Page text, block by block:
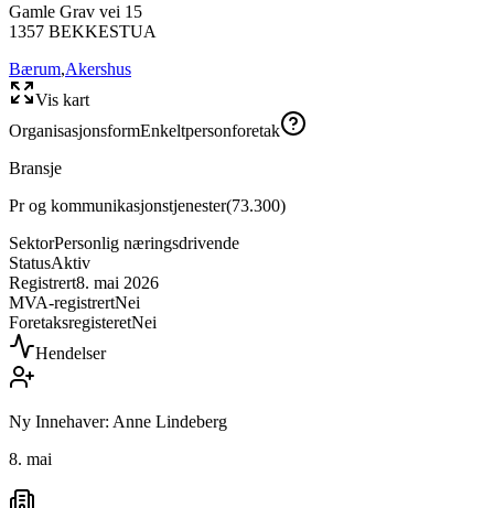
Gamle Grav vei 15
1357 BEKKESTUA
Bærum,Akershus
Vis kart
OrganisasjonsformEnkeltpersonforetak
Bransje
Pr og kommunikasjonstjenester(73.300)
SektorPersonlig næringsdrivende
StatusAktiv
Registrert8. mai 2026
MVA-registrertNei
ForetaksregisteretNei
Hendelser
Ny Innehaver: Anne Lindeberg
8. mai